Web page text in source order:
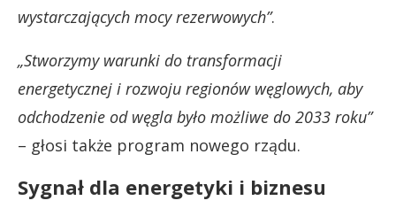
wystarczających mocy rezerwowych”.
„Stworzymy warunki do transformacji
energetycznej i rozwoju regionów węglowych, aby
odchodzenie od węgla było możliwe do 2033 roku”
– głosi także program nowego rządu.
Sygnał dla energetyki i biznesu